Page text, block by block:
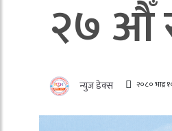
२७ औँ
न्युज डेक्स २०८० भाद्र